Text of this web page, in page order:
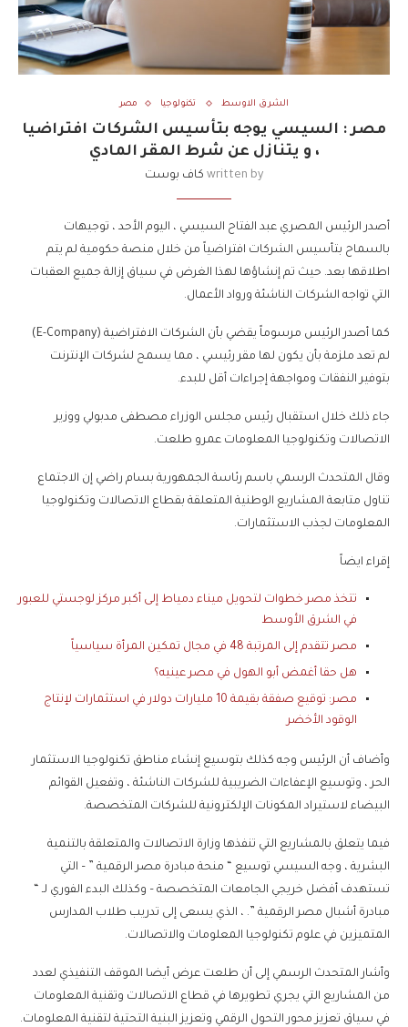
الشرق الاوسط تكنولوجيا مصر
مصر : السيسي يوجه بتأسيس الشركات افتراضيا
، و يتنازل عن شرط المقر المادي
written by كاف بوست
أصدر الرئيس المصري عبد الفتاح السيسي ، اليوم الأحد ، توجيهات
بالسماح بتأسيس الشركات افتراضياً من خلال منصة حكومية لم يتم
اطلاقها بعد. حيث تم إنشاؤها لهذا الغرض في سياق إزالة جميع العقبات
التي تواجه الشركات الناشئة ورواد الأعمال.
كما أصدر الرئيس مرسوماً يقضي بأن الشركات الافتراضية (E-Company)
لم تعد ملزمة بأن يكون لها مقر رئيسي ، مما يسمح لشركات الإنترنت
بتوفير النفقات ومواجهة إجراءات أقل للبدء.
جاء ذلك خلال استقبال رئيس مجلس الوزراء مصطفى مدبولي ووزير
الاتصالات وتكنولوجيا المعلومات عمرو طلعت.
وقال المتحدث الرسمي باسم رئاسة الجمهورية بسام راضي إن الاجتماع
تناول متابعة المشاريع الوطنية المتعلقة بقطاع الاتصالات وتكنولوجيا
المعلومات لجذب الاستثمارات.
إقراء ايضاً
تتخذ مصر خطوات لتحويل ميناء دمياط إلى أكبر مركز لوجستي للعبور
في الشرق الأوسط
مصر تتقدم إلى المرتبة 48 في مجال تمكين المرأة سياسياً
هل حقا أغمض أبو الهول في مصر عينيه؟
مصر: توقيع صفقة بقيمة 10 مليارات دولار في استثمارات لإنتاج
الوقود الأخضر
وأضاف أن الرئيس وجه كذلك بتوسيع إنشاء مناطق تكنولوجيا الاستثمار
الحر ، وتوسيع الإعفاءات الضريبية للشركات الناشئة ، وتفعيل القوائم
البيضاء لاستيراد المكونات الإلكترونية للشركات المتخصصة.
فيما يتعلق بالمشاريع التي تنفذها وزارة الاتصالات والمتعلقة بالتنمية
البشرية ، وجه السيسي توسيع “ منحة مبادرة مصر الرقمية ” – التي
تستهدف أفضل خريجي الجامعات المتخصصة – وكذلك البدء الفوري لـ “
مبادرة أشبال مصر الرقمية ”. ، الذي يسعى إلى تدريب طلاب المدارس
المتميزين في علوم تكنولوجيا المعلومات والاتصالات.
وأشار المتحدث الرسمي إلى أن طلعت عرض أيضا الموقف التنفيذي لعدد
من المشاريع التي يجري تطويرها في قطاع الاتصالات وتقنية المعلومات
في سياق تعزيز محور التحول الرقمي وتعزيز البنية التحتية لتقنية المعلومات.